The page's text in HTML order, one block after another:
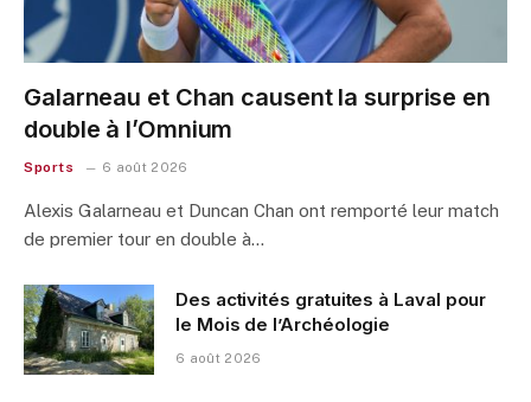
Galarneau et Chan causent la surprise en
double à l’Omnium
Sports 6 août 2026
Alexis Galarneau et Duncan Chan ont remporté leur match
de premier tour en double à…
Des activités gratuites à Laval pour
le Mois de l’Archéologie
6 août 2026